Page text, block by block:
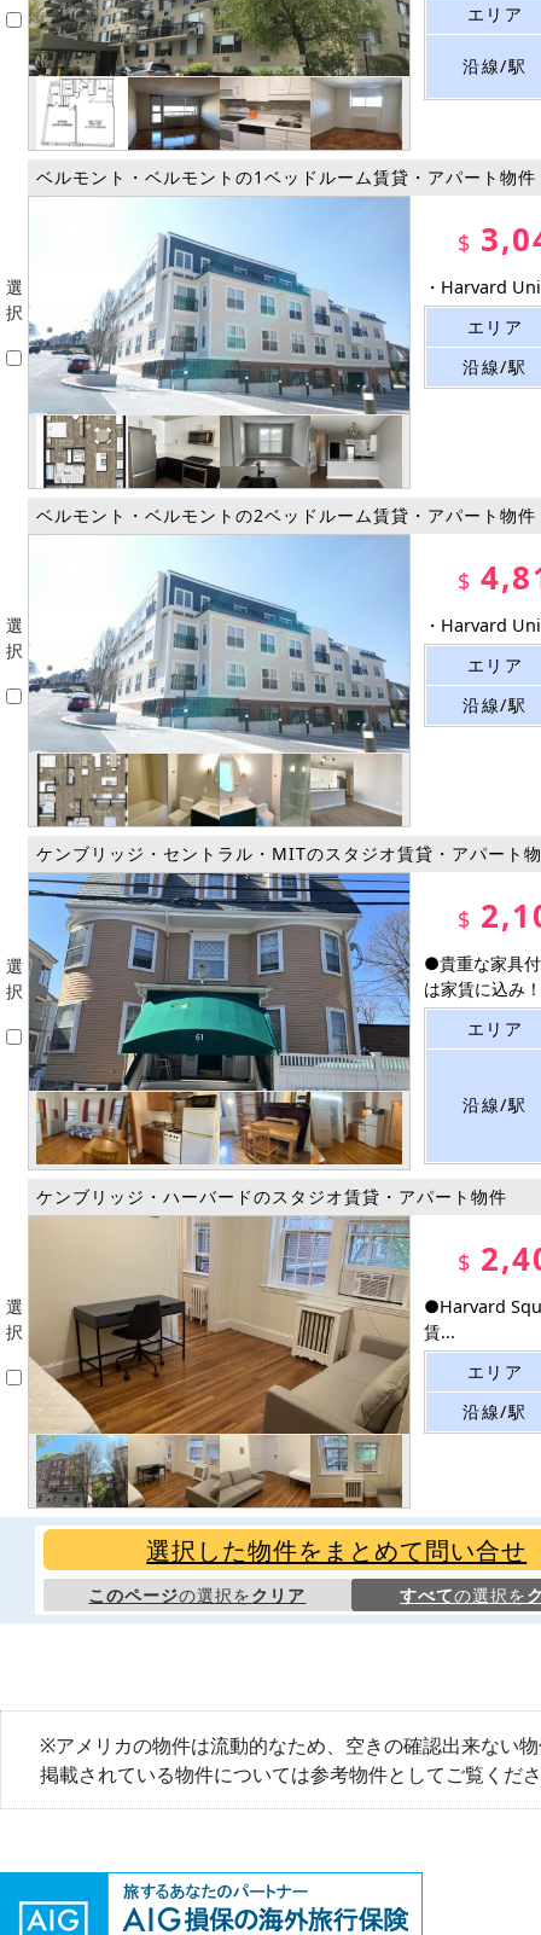
エリア
沿線/駅
選
択
ベルモント・ベルモントの1ベッドルーム賃貸・アパート物件
$
・Harvard
エリア
沿線/駅
選
択
ベルモント・ベルモントの2ベッドルーム賃貸・アパート物件
$
・Harvard
エリア
沿線/駅
選
択
ケンブリッジ・セントラル・MITのスタジオ賃貸・アパート
$
●貴重な家具
は家賃に込み
エリア
沿線/駅
選
択
ケンブリッジ・ハーバードのスタジオ賃貸・アパート物件
$
●Harvard
賃...
エリア
沿線/駅
選択した物件をまとめて問い合せ
このページの選択をクリア すべての選択を
※アメリカの物件は流動的なため、空きの確認出来ない
掲載されている物件については参考物件としてご覧くだ